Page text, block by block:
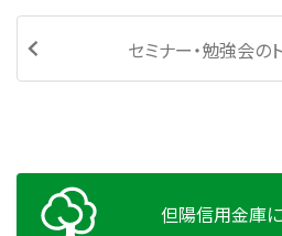
セミナー・勉強会の
但陽信用金庫